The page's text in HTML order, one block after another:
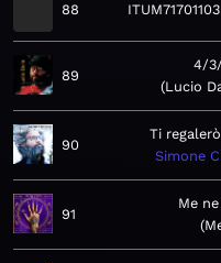
88 ITUM71701103
89
4/
Lucio
90
Ti
Simone
91
Me